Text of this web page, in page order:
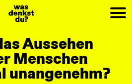
Aussehen
Menschen
unangenehm?